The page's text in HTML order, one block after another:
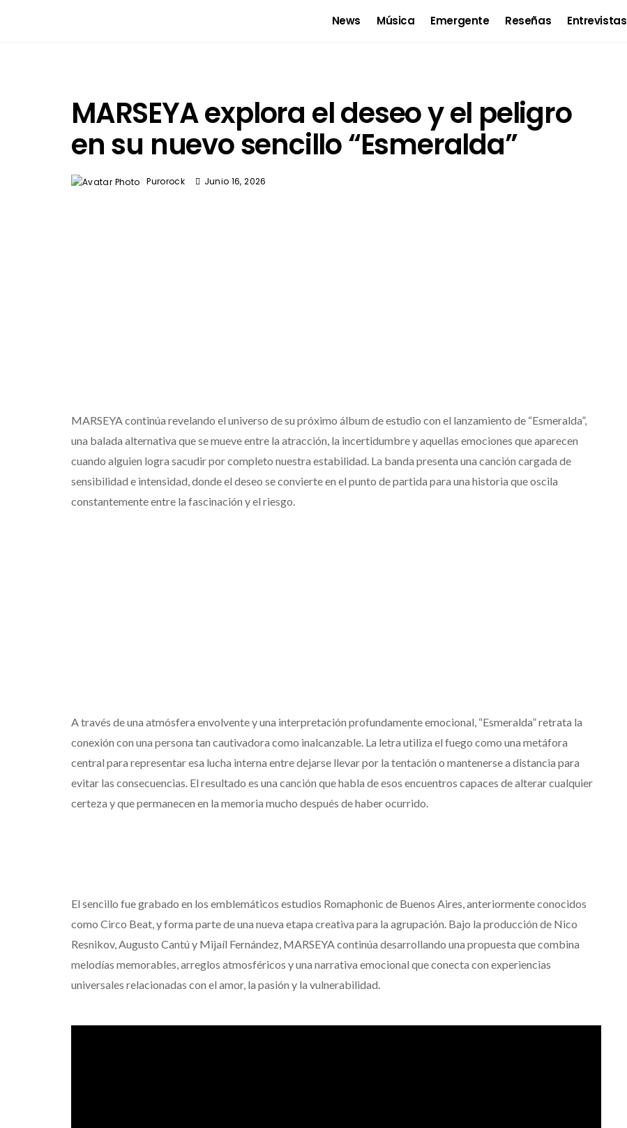
News Música Emergente Reseñas Entrevistas
MARSEYA explora el deseo y el peligro
en su nuevo sencillo “Esmeralda”
Purorock Junio 16, 2026
MARSEYA continúa revelando el universo de su próximo álbum de estudio con el lanzamiento de “Esmeralda”,
una balada alternativa que se mueve entre la atracción, la incertidumbre y aquellas emociones que aparecen
cuando alguien logra sacudir por completo nuestra estabilidad. La banda presenta una canción cargada de
sensibilidad e intensidad, donde el deseo se convierte en el punto de partida para una historia que oscila
constantemente entre la fascinación y el riesgo.
A través de una atmósfera envolvente y una interpretación profundamente emocional, “Esmeralda” retrata la
conexión con una persona tan cautivadora como inalcanzable. La letra utiliza el fuego como una metáfora
central para representar esa lucha interna entre dejarse llevar por la tentación o mantenerse a distancia para
evitar las consecuencias. El resultado es una canción que habla de esos encuentros capaces de alterar cualquier
certeza y que permanecen en la memoria mucho después de haber ocurrido.
El sencillo fue grabado en los emblemáticos estudios Romaphonic de Buenos Aires, anteriormente conocidos
como Circo Beat, y forma parte de una nueva etapa creativa para la agrupación. Bajo la producción de Nico
Resnikov, Augusto Cantú y Mijaíl Fernández, MARSEYA continúa desarrollando una propuesta que combina
melodías memorables, arreglos atmosféricos y una narrativa emocional que conecta con experiencias
universales relacionadas con el amor, la pasión y la vulnerabilidad.